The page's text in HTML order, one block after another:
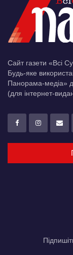
Сайт газети «Всі
Будь-яке
Панорама-медіа»
(для інтернет-